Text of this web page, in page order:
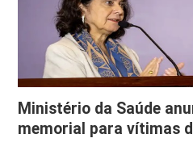
Ministério da Saúde
memorial para vítimas